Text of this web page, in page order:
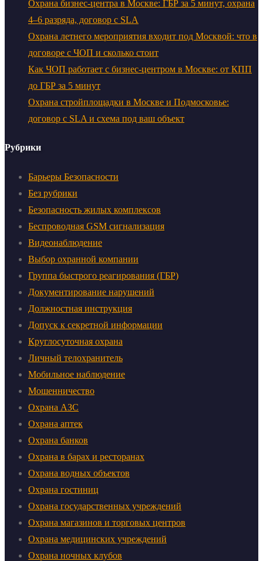
Охрана бизнес-центра в Москве: ГБР за 5 минут, охрана
4–6 разряда, договор с SLA
Охрана летнего мероприятия входит под Москвой: что в
договоре с ЧОП и сколько стоит
Как ЧОП работает с бизнес-центром в Москве: от КПП
до ГБР за 5 минут
Охрана стройплощадки в Москве и Подмосковье:
договор с SLA и схема под ваш объект
Рубрики
Барьеры Безопасности
Без рубрики
Безопасность жилых комплексов
Беспроводная GSM сигнализация
Видеонаблюдение
Выбор охранной компании
Группа быстрого реагирования (ГБР)
Документирование нарушений
Должностная инструкция
Допуск к секретной информации
Круглосуточная охрана
Личный телохранитель
Мобильное наблюдение
Мошенничество
Охрана АЗС
Охрана аптек
Охрана банков
Охрана в барах и ресторанах
Охрана водных объектов
Охрана гостиниц
Охрана государственных учреждений
Охрана магазинов и торговых центров
Охрана медицинских учреждений
Охрана ночных клубов